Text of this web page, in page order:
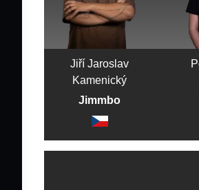
Jiří Jaroslav
Kamenický
Jimmbo